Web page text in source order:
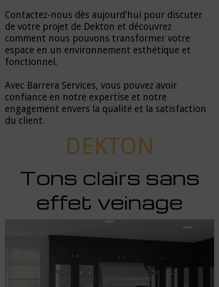
Contactez-nous dès aujourd'hui pour discuter
de votre projet de Dekton et découvrez
comment nous pouvons transformer votre
espace en un environnement esthétique et
fonctionnel.
Avec Barrera Services, vous pouvez avoir
confiance en notre expertise et notre
engagement envers la qualité et la satisfaction
du client.
DEKTON
Tons clairs sans
effet veinage